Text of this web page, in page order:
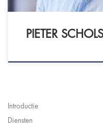
PIETER SCHOLS
Introductie
Diensten